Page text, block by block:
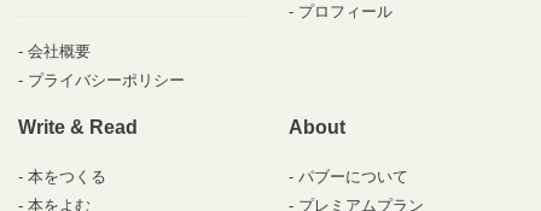
会社概要
プライバシーポリシー
プロフィール
Write & Read
本をつくる
本をよむ
About
パブーについて
プレミアムプラン